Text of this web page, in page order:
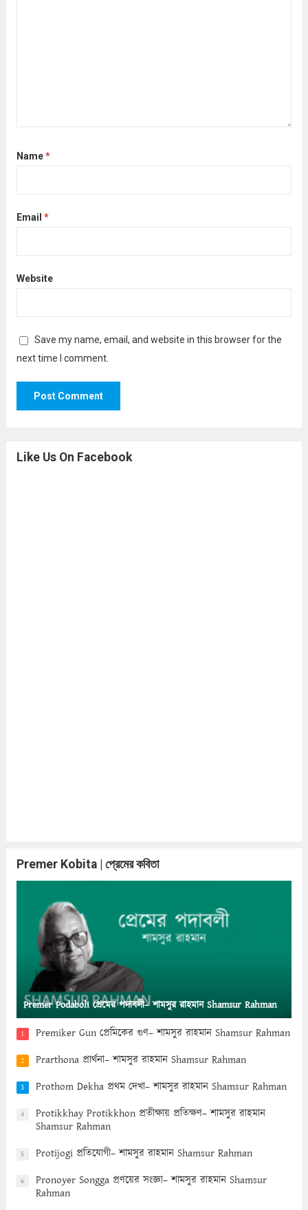
Name*
Email *
Website
Save my name, email, and website in this browser for the
next time I comment.
Like Us On Facebook
Premer Kobita | প্রেমের কবিতা
Premer Podaboli প্রেমের পদাবলী– শামসুর রাহমান Shamsur Rahman
1 Premiker Gun প্রেমিকের গুণ– শামসুর রাহমান Shamsur Rahman
2 Prarthona প্রার্থনা– শামসুর রাহমান Shamsur Rahman
3 Prothom Dekha প্রথম দেখা– শামসুর রাহমান Shamsur Rahman
4
Protikkhay Protikkhon প্রতীক্ষায় প্রতিক্ষণ– শামসুর রাহমান
Shamsur Rahman
5 Protijogi প্রতিযোগী– শামসুর রাহমান Shamsur Rahman
6
Pronoyer Songga প্রণয়ের সংজ্ঞা– শামসুর রাহমান Shamsur
Rahman